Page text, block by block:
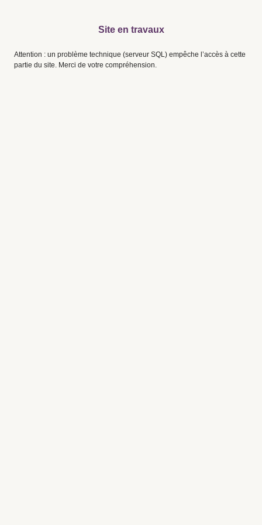
Site en travaux
Attention : un problème technique (serveur SQL) empêche l’accès à cette
partie du site. Merci de votre compréhension.